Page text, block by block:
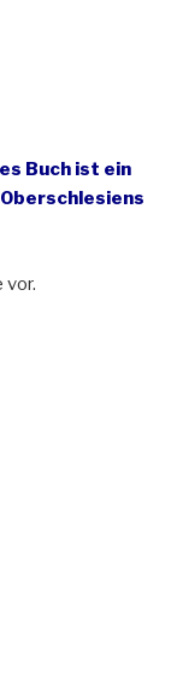
Buch ist ein
vor.